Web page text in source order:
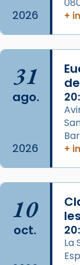
del Sant
Josep
Mons.
📸 Dr. G.
View on Facebook
Memòria
2026
+
31
ago.
2026
+
10
oct.
La